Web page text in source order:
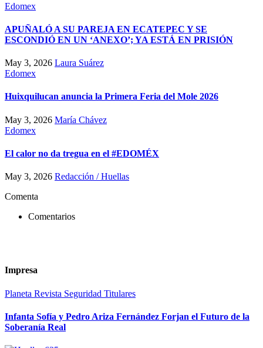
Edomex
APUÑALÓ A SU PAREJA EN ECATEPEC Y SE
ESCONDIÓ EN UN ‘ANEXO’; YA ESTÁ EN PRISIÓN
May 3, 2026 Laura Suárez
Edomex
Huixquilucan anuncia la Primera Feria del Mole 2026
May 3, 2026 María Chávez
Edomex
El calor no da tregua en el #EDOMÉX
May 3, 2026 Redacción / Huellas
Comenta
Comentarios
Impresa
Planeta Revista Seguridad Titulares
Infanta Sofía y Pedro Ariza Fernández Forjan el Futuro de la
Soberanía Real